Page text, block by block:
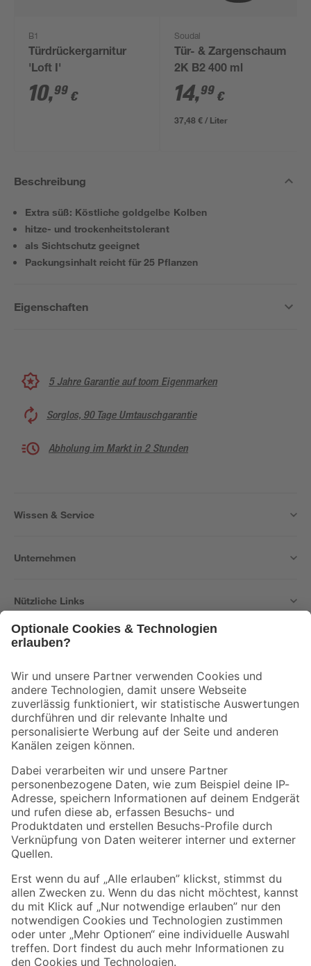
B1
Türdrückergarnitur
'Loft I'
10,99 €
Soudal
Tür- & Zargenschaum
2K B2 400 ml
14,99 €
37,48 € / Liter
Beschreibung
Extra süß: Köstliche goldgelbe Kolben
hitze- und trockenheitstolerant
als Sichtschutz geeignet
Packungsinhalt reicht für 25 Pflanzen
Eigenschaften
5 Jahre Garantie auf toom Eigenmarken
Sorglos, 90 Tage Umtauschgarantie
Abholung im Markt in 2 Stunden
Wissen & Service
Unternehmen
Nützliche Links
Der toom Newsletter: Keine Angebote und Aktionen mehr verpassen!
Zur Newsletter Anmeldung
Folge uns
Zahlungsarten Versandarten
Sicher einkaufen
Jetzt die toom-App herunterladen